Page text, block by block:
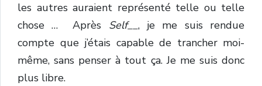
les autres auraient représenté telle ou telle
chose … Après Self__, je me suis rendue
compte que j’étais capable de trancher moi-
même, sans penser à tout ça. Je me suis donc
plus libre.